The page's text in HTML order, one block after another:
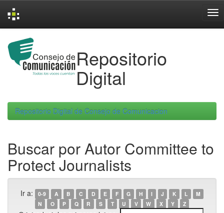
navigation
Repositorio
Digital
Repositorio Digital de Consejo de Comunicacion
Buscar por Autor Committee to
Protect Journalists
Ir a: 0-9 A B C D E F G H I J K L
M
N
O P Q R S T U V W X Y Z